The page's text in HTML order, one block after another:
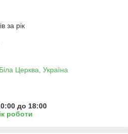
за рік
Церква, Україна
до 18:00
роботи